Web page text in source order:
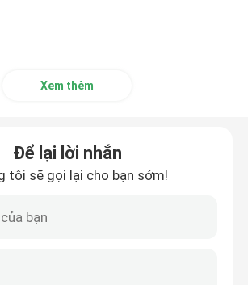
Xem thêm
Để lại lời nhắn
tôi sẽ gọi lại cho bạn sớm!